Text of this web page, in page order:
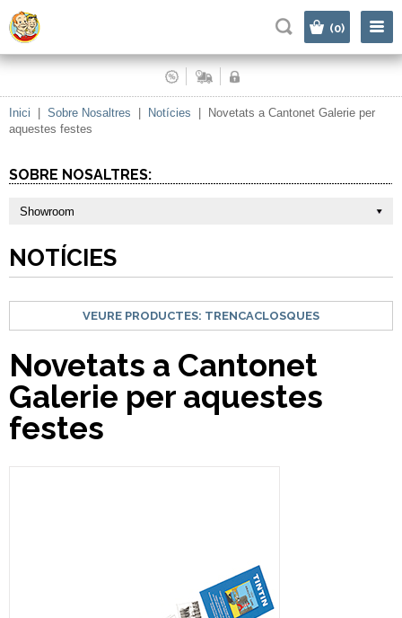
(0)
Inici Sobre Nosaltres Notícies
Novetats a Cantonet Galerie per
aquestes festes
SOBRE NOSALTRES:
Showroom
NOTÍCIES
VEURE PRODUCTES: TRENCACLOSQUES
Novetats a Cantonet
Galerie per aquestes
festes